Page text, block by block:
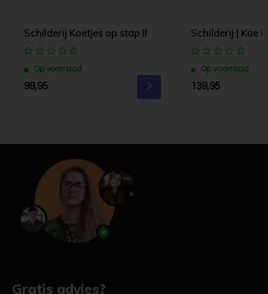
Schilderij Koetjes op stap II
Op voorraad
99,95
Schilderij | Koe
Op voorraad
139,95
Gratis advies?